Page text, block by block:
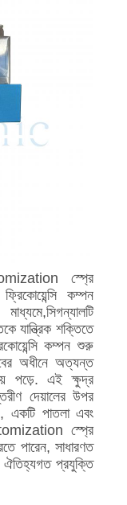
স্প্রে
কম্পন
যান্ত্রিক শক্তিতে
কম্পন শুরু
অধীনে অত্যন্ত
পড়ে. এই ক্ষুদ্র
দেয়ালের উপর
একটি পাতলা এবং
স্প্রে
পারেন, সাধারণত
ঐতিহ্যগত প্রযুক্তি